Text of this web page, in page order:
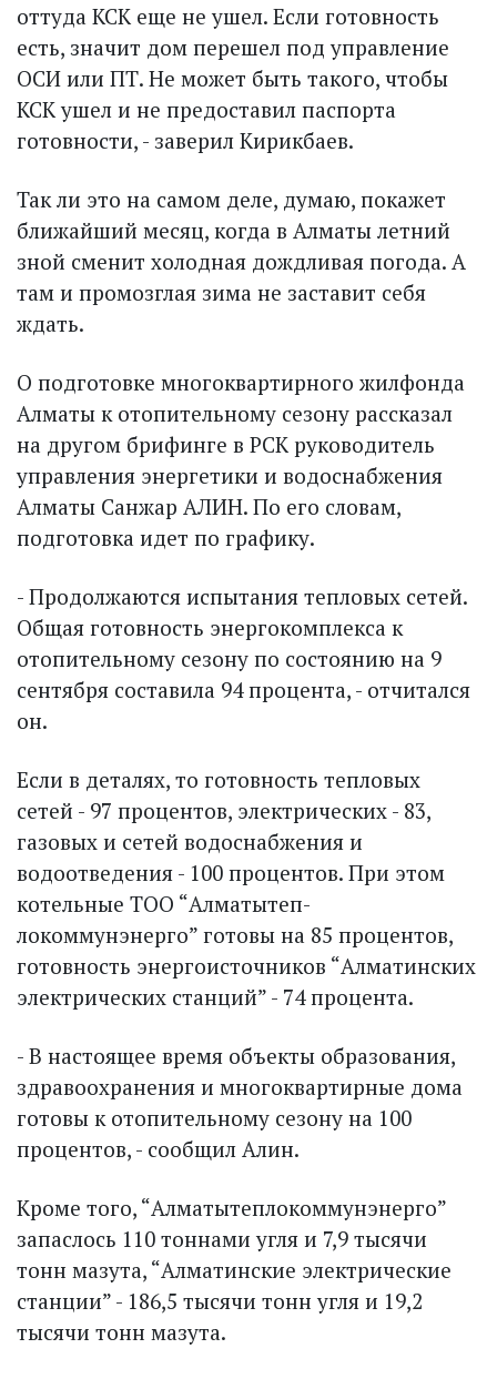
оттуда КСК еще не ушел. Если готовность
есть, значит дом перешел под управление
ОСИ или ПТ. Не может быть такого, чтобы
КСК ушел и не предоставил пас­порта
готовности, - заверил Кирикбаев.
Так ли это на самом деле, думаю, покажет
ближайший месяц, когда в Алматы летний
зной сменит холодная дождливая погода. А
там и промозглая зима не заставит себя
ждать.
О подготовке многоквартирного жилфонда
Алматы к отопительному сезону рассказал
на другом брифинге в РСК руководитель
управления энергетики и водоснабжения
Алматы Санжар АЛИН. По его словам,
подготовка идет по графику.
- Продолжаются испытания тепловых сетей.
Общая готовность энергокомплекса к
отопительному сезону по состоянию на 9
сентября составила 94 процента, - отчитался
он.
Если в деталях, то готовность тепловых
сетей - 97 процентов, электрических - 83,
газовых и сетей водоснабжения и
водоотведения - 100 процентов. При этом
котельные ТОО “Алматытеп­
локоммунэнерго” готовы на 85 процентов,
готовность энерго­источников “Алматинских
электрических станций” - 74 процента.
- В настоящее время объекты образования,
здравоохранения и многоквартирные дома
готовы к отопительному сезону на 100
процентов, - сообщил Алин.
Кроме того, “Алматытеплокоммунэнерго”
запаслось 110 тоннами угля и 7,9 тысячи
тонн мазута, “Алматинские электрические
станции” - 186,5 тысячи тонн угля и 19,2
тысячи тонн мазута.